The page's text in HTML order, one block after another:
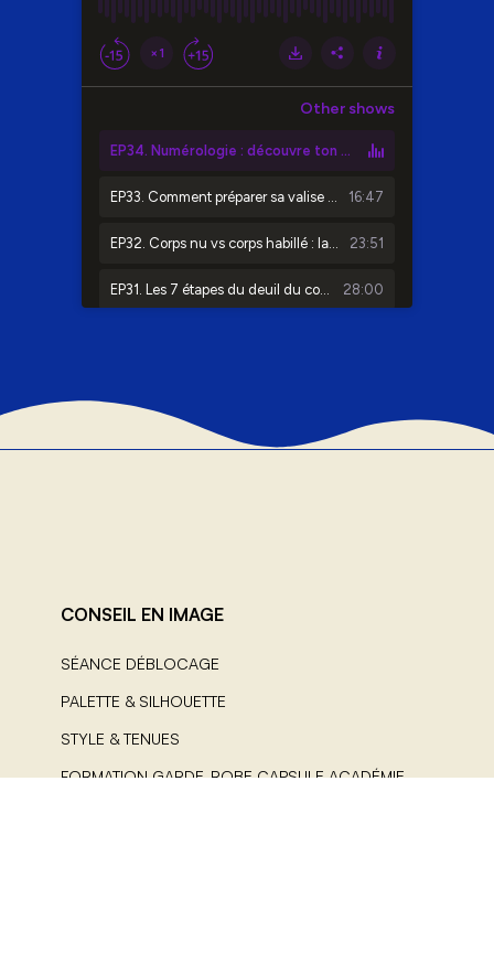
CONSEIL EN IMAGE
SÉANCE DÉBLOCAGE
PALETTE & SILHOUETTE
STYLE & TENUES
FORMATION GARDE-ROBE CAPSULE ACADÉMIE